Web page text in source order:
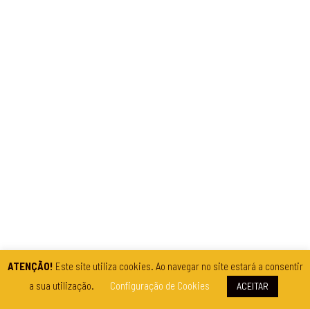
ATENÇÃO! Este site utiliza cookies. Ao navegar no site estará a consentir
a sua utilização.
Configuração de Cookies ACEITAR